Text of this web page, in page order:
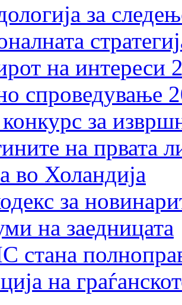
за
на интереси
спроведување
конкурс за
на првата
во Холандија
за
на заедницата
на